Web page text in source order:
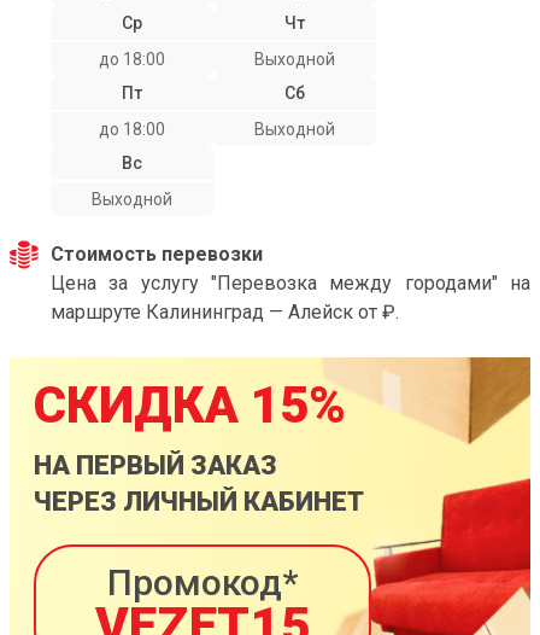
Ср
до 18:00
Чт
Выходной
Пт
до 18:00
Сб
Выходной
Вс
Выходной
Стоимость перевозки
Цена за услугу "Перевозка между городами" на
маршруте Калининград — Алейск от ₽.
СКИДКА 15%
НА ПЕРВЫЙ ЗАКАЗ
ЧЕРЕЗ ЛИЧНЫЙ КАБИНЕТ
Промокод*